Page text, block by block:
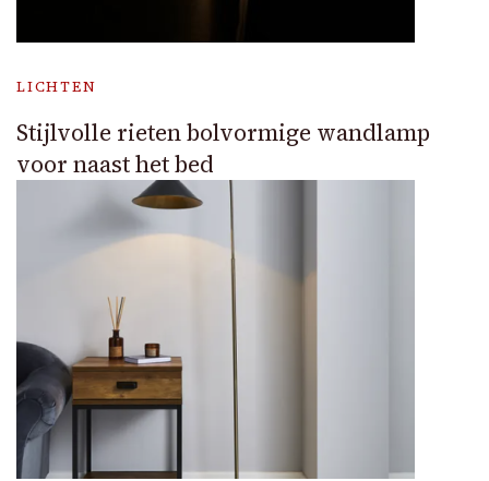
LICHTEN
Stijlvolle rieten bolvormige wandlamp
voor naast het bed